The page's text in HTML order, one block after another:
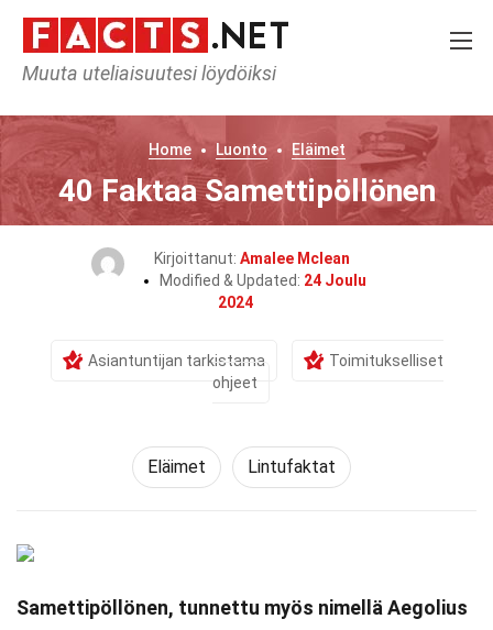
Muuta uteliaisuutesi löydöiksi
Home Luonto Eläimet
40 Faktaa Samettipöllönen
Kirjoittanut: Amalee Mclean
Modified & Updated: 24 Joulu
2024
Asiantuntijan tarkistama
Toimitukselliset
ohjeet
Eläimet Lintufaktat
Samettipöllönen, tunnettu myös nimellä Aegolius